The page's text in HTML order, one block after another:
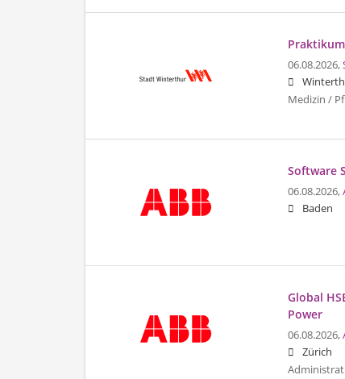
06.08.2026,
Medizin /
Software
06.08.2026,
Baden
Global
Power
06.08.2026,
Zürich